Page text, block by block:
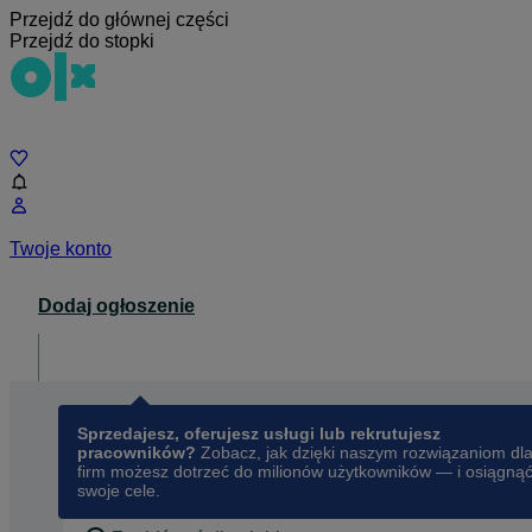
Przejdź do głównej części
Przejdź do stopki
Twoje konto
Dodaj ogłoszenie
Sprzedajesz, oferujesz usługi lub rekrutujesz
pracowników? Zobacz, jak dzięki naszym rozwiązaniom dla
firm możesz dotrzeć do milionów użytkowników — i osiągnąć
swoje cele.